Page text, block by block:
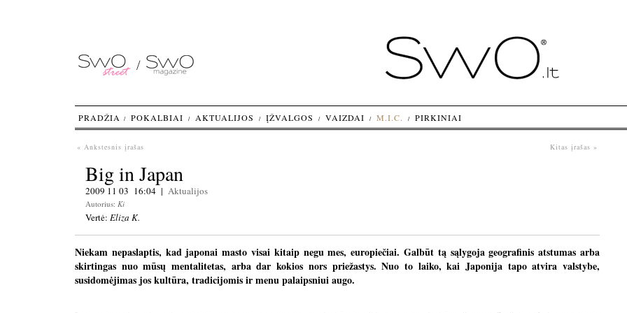
« Ankstesnis įrašas Kitas įrašas »
Big in Japan
2009 11 03 16:04 | Aktualijos
Autorius: Ki
Vertė: Eliza K.
Niekam nepaslaptis, kad japonai masto visai kitaip negu mes, europiečiai. Galbūt tą sąlygoja geografinis atstumas arba
skirtingas nuo mūsų mentalitetas, arba dar kokios nors priežastys. Nuo to laiko, kai Japonija tapo atvira valstybe,
susidomėjimas jos kultūra, tradicijomis ir menu palaipsniui augo.
PRADŽIA POKALBIAI AKTUALIJOS ĮŽVALGOS VAIZDAI M.I.C. PIRKINIAI